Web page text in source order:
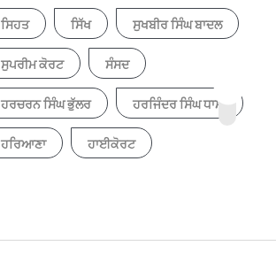
ਸਿਹਤ ਸਿੱਖ ਸੁਖਬੀਰ ਸਿੰਘ ਬਾਦਲ
ਸੁਪਰੀਮ ਕੋਰਟ ਸੰਸਦ
ਹਰਚਰਨ ਸਿੰਘ ਭੁੱਲਰ ਹਰਜਿੰਦਰ ਸਿੰਘ ਧਾਮੀ
ਹਰਿਆਣਾ ਹਾਈਕੋਰਟ